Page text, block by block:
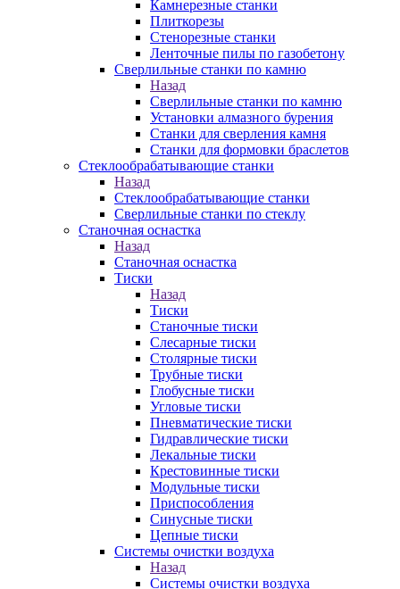
Камнерезные станки
Плиткорезы
Стенорезные станки
Ленточные пилы по газобетону
Сверлильные станки по камню
Назад
Сверлильные станки по камню
Установки алмазного бурения
Станки для сверления камня
Станки для формовки браслетов
Стеклообрабатывающие станки
Назад
Стеклообрабатывающие станки
Сверлильные станки по стеклу
Станочная оснастка
Назад
Станочная оснастка
Тиски
Назад
Тиски
Станочные тиски
Слесарные тиски
Столярные тиски
Трубные тиски
Глобусные тиски
Угловые тиски
Пневматические тиски
Гидравлические тиски
Лекальные тиски
Крестовинные тиски
Модульные тиски
Приспособления
Синусные тиски
Цепные тиски
Системы очистки воздуха
Назад
Системы очистки воздуха